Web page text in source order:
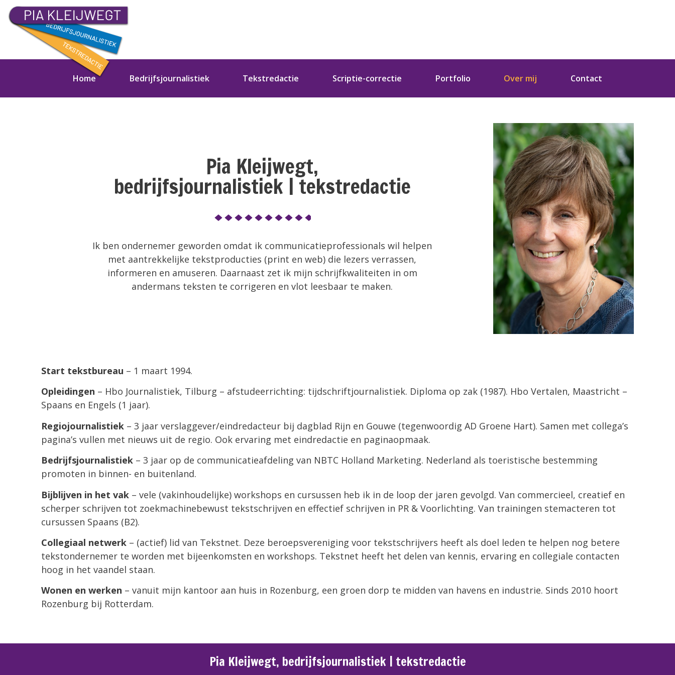
Home Bedrijfsjournalistiek Tekstredactie Scriptie-correctie Portfolio Over mij Contact
Pia Kleijwegt,
bedrijfsjournalistiek | tekstredactie
Ik ben ondernemer geworden omdat ik communicatieprofessionals wil helpen
met aantrekkelijke tekstproducties (print en web) die lezers verrassen,
informeren en amuseren. Daarnaast zet ik mijn schrijfkwaliteiten in om
andermans teksten te corrigeren en vlot leesbaar te maken.
Start tekstbureau – 1 maart 1994.
Opleidingen – Hbo Journalistiek, Tilburg – afstudeerrichting: tijdschriftjournalistiek. Diploma op zak (1987). Hbo Vertalen, Maastricht –
Spaans en Engels (1 jaar).
Regiojournalistiek – 3 jaar verslaggever/eindredacteur bij dagblad Rijn en Gouwe (tegenwoordig AD Groene Hart). Samen met collega’s
pagina’s vullen met nieuws uit de regio. Ook ervaring met eindredactie en paginaopmaak.
Bedrijfsjournalistiek – 3 jaar op de communicatieafdeling van NBTC Holland Marketing. Nederland als toeristische bestemming
promoten in binnen- en buitenland.
Bijblijven in het vak – vele (vakinhoudelijke) workshops en cursussen heb ik in de loop der jaren gevolgd. Van commercieel, creatief en
scherper schrijven tot zoekmachinebewust tekstschrijven en effectief schrijven in PR & Voorlichting. Van trainingen stemacteren tot
cursussen Spaans (B2).
Collegiaal netwerk – (actief) lid van Tekstnet. Deze beroepsvereniging voor tekstschrijvers heeft als doel leden te helpen nog betere
tekstondernemer te worden met bijeenkomsten en workshops. Tekstnet heeft het delen van kennis, ervaring en collegiale contacten
hoog in het vaandel staan.
Wonen en werken – vanuit mijn kantoor aan huis in Rozenburg, een groen dorp te midden van havens en industrie. Sinds 2010 hoort
Rozenburg bij Rotterdam.
Pia Kleijwegt, bedrijfsjournalistiek | tekstredactie